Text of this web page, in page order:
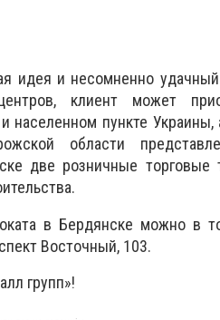
идея и несомненно
клиент может
населенном пункте Украины,
области
две розничные торговые
в Бердянске можно в
Восточный, 103.
групп»!